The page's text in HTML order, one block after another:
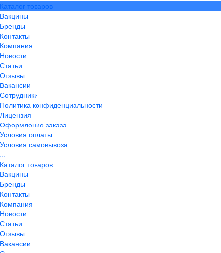
Каталог товаров
Вакцины
Бренды
Контакты
Компания
Новости
Статьи
Отзывы
Вакансии
Сотрудники
Политика конфиденциальности
Лицензия
Оформление заказа
Условия оплаты
Условия самовывоза
...
Каталог товаров
Вакцины
Бренды
Контакты
Компания
Новости
Статьи
Отзывы
Вакансии